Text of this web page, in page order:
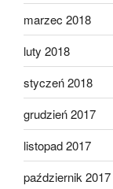
marzec 2018
luty 2018
styczeń 2018
grudzień 2017
listopad 2017
październik 2017